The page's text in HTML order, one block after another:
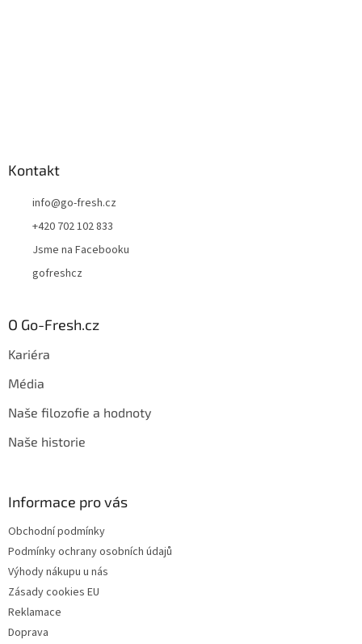
Kontakt
info@go-fresh.cz
+420 702 102 833
Jsme na Facebooku
gofreshcz
O Go-Fresh.cz
Kariéra
Média
Naše filozofie a hodnoty
Naše historie
Informace pro vás
Obchodní podmínky
Podmínky ochrany osobních údajů
Výhody nákupu u nás
Zásady cookies EU
Reklamace
Doprava